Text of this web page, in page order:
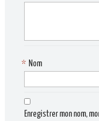
Nom
*
Enregistrer mon nom,